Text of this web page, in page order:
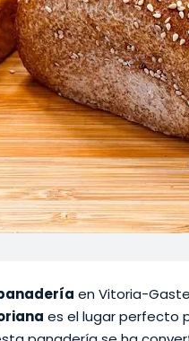
en Vitoria-
es el lugar perfecto